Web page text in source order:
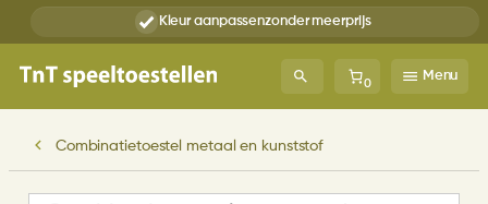
Kleur aanpassenzonder meerprijs
0
Menu
Combinatietoestel metaal en kunststof